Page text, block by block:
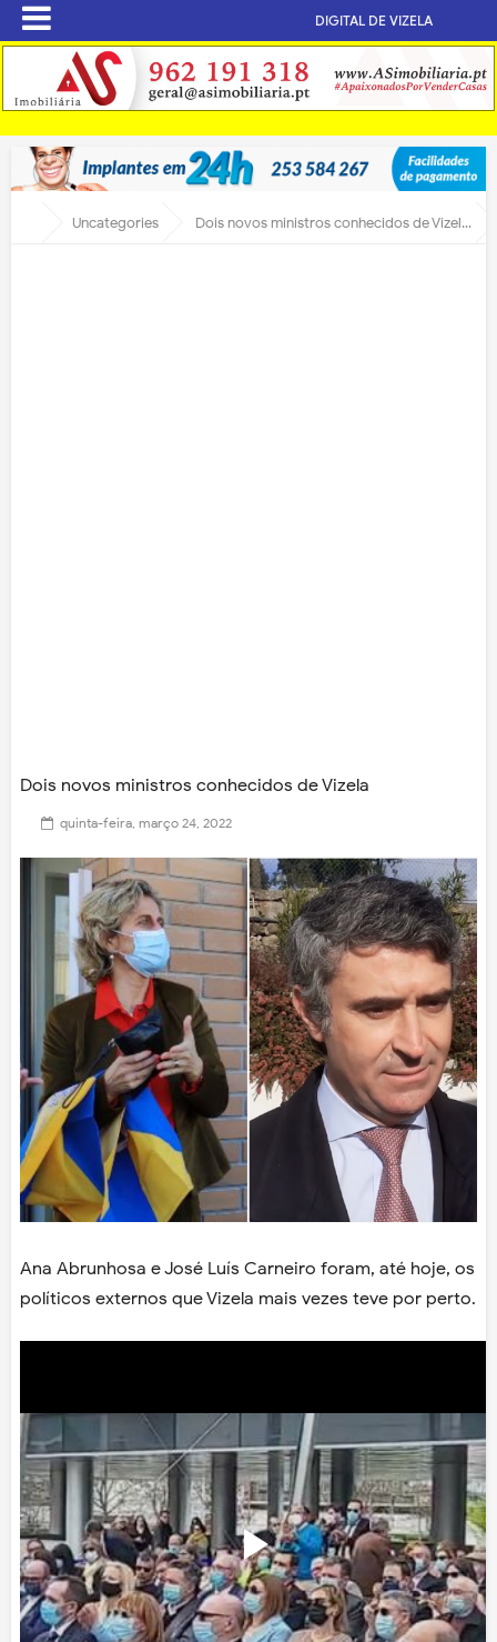
DIGITAL DE VIZELA
Uncategories Dois novos ministros conhecidos de Vizela
Dois novos ministros conhecidos de Vizela
quinta-feira, março 24, 2022
Ana Abrunhosa e José Luís Carneiro foram, até hoje, os
políticos externos que Vizela mais vezes teve por perto.